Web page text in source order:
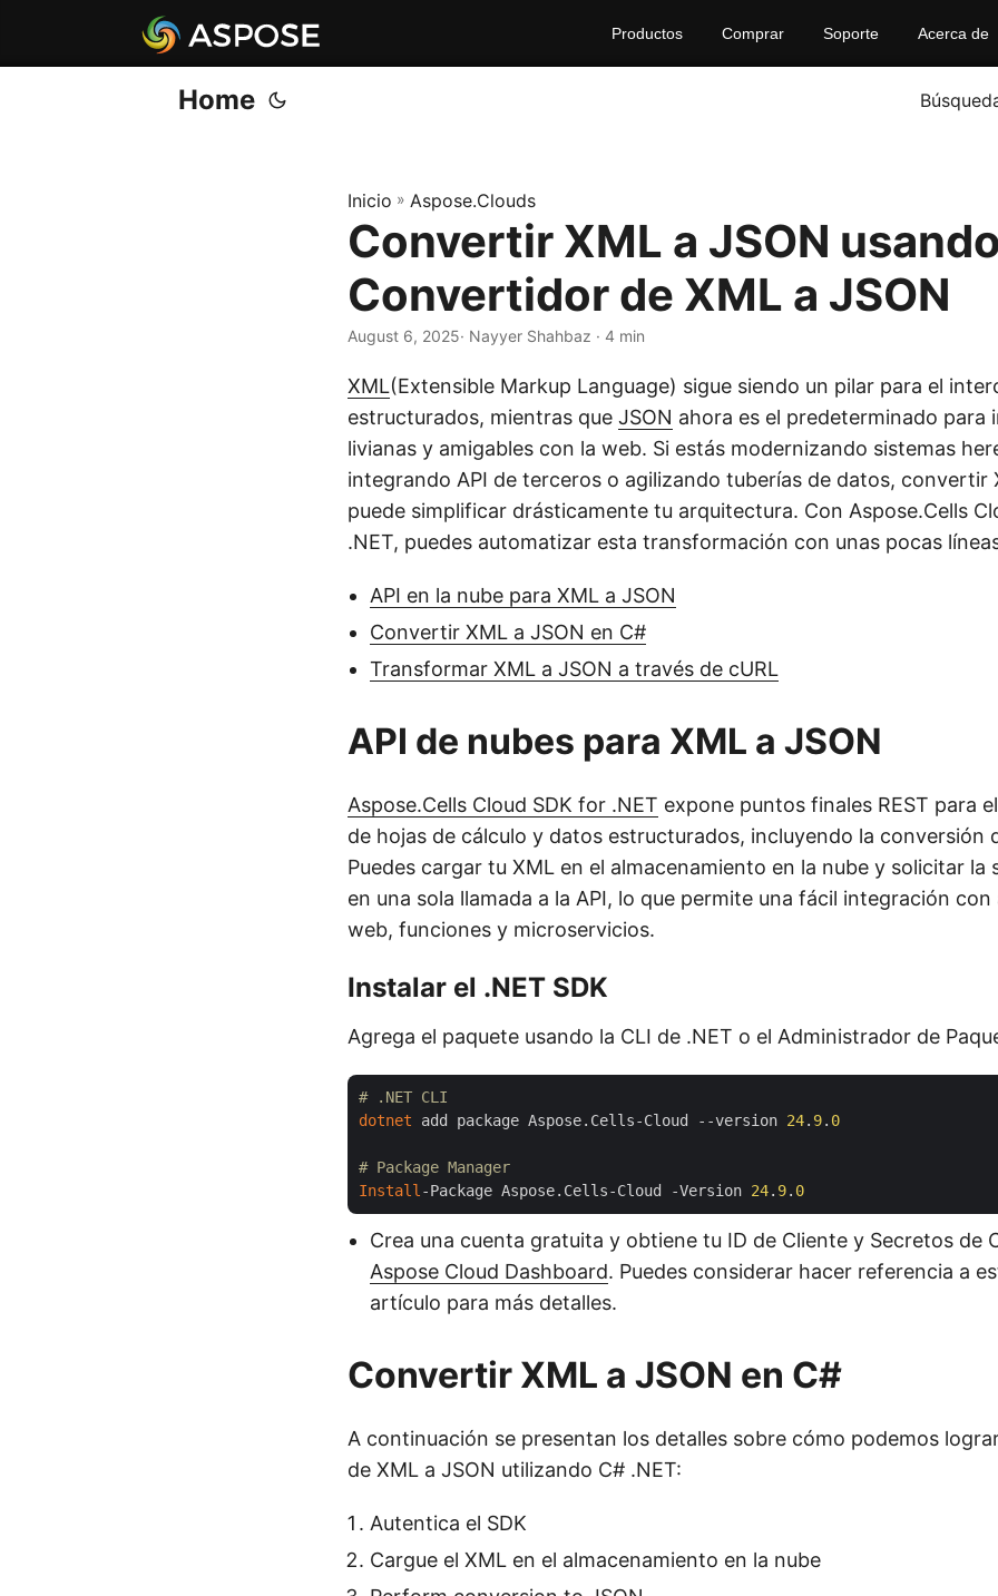
Productos Comprar Soporte Acerca de
Home
Inicio » Aspose.Clouds
Convertir XML a JSON
Convertidor de XML a JSON
August 6, 2025· Nayyer Shahbaz · 4 min
XML(Extensible Markup Language) sigue siendo un pilar para el
estructurados, mientras que JSON ahora es el predeterminado para
livianas y amigables con la web. Si estás modernizando sistemas
integrando API de terceros o agilizando tuberías de datos, convertir
puede simplificar drásticamente tu arquitectura. Con Aspose.Cells
.NET, puedes automatizar esta transformación con unas pocas
API en la nube para XML a JSON
Convertir XML a JSON en C#
Transformar XML a JSON a través de cURL
API de nubes para XML a JSON
Aspose.Cells Cloud SDK for .NET expone puntos finales REST para
de hojas de cálculo y datos estructurados, incluyendo la conversión
Puedes cargar tu XML en el almacenamiento en la nube y solicitar la
en una sola llamada a la API, lo que permite una fácil integración
web, funciones y microservicios.
Instalar el .NET SDK
Agrega el paquete usando la CLI de .NET o el Administrador de
# .NET CLI
dotnet add package Aspose.Cells-Cloud --version 24. 9. 0
# Package Manager
Install -Package Aspose.Cells-Cloud -Version 24. 9. 0
Crea una cuenta gratuita y obtiene tu ID de Cliente y Secretos de
Aspose Cloud Dashboard. Puedes considerar hacer referencia a
artículo para más detalles.
Convertir XML a JSON en C#
A continuación se presentan los detalles sobre cómo podemos
de XML a JSON utilizando C# .NET:
Autentica el SDK
Cargue el XML en el almacenamiento en la nube